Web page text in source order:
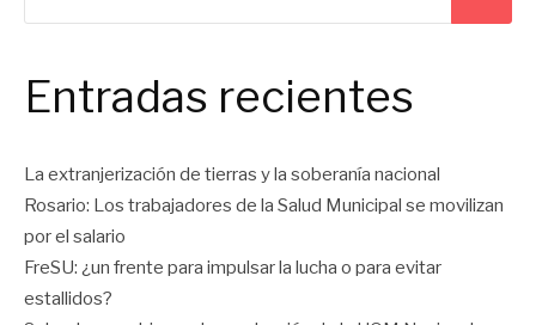
Entradas recientes
La extranjerización de tierras y la soberanía nacional
Rosario: Los trabajadores de la Salud Municipal se movilizan
por el salario
FreSU: ¿un frente para impulsar la lucha o para evitar
estallidos?